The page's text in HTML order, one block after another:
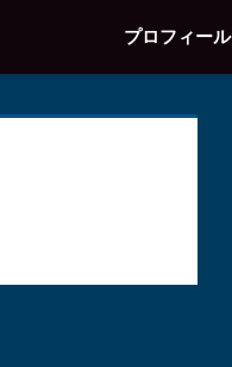
プロフィール